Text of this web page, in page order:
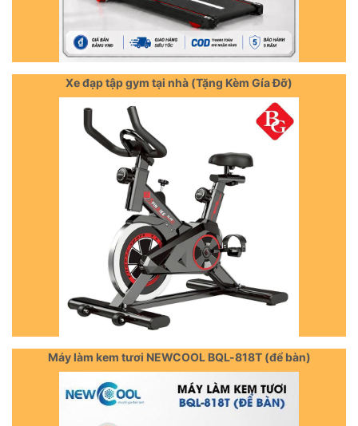
Xe đạp tập gym tại nhà (Tặng Kèm Gía Đỡ)
Máy làm kem tươi NEWCOOL BQL-818T (để bàn)